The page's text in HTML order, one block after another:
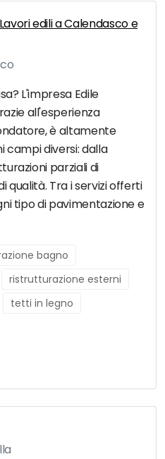
edili a Calendasco e
L'impresa Edile
all'esperienza
è altamente
campi diversi: dalla
parziali di
qualità. Tra i servizi offerti
tipo di pavimentazione e
bagno
ristrutturazione esterni
tetti in legno